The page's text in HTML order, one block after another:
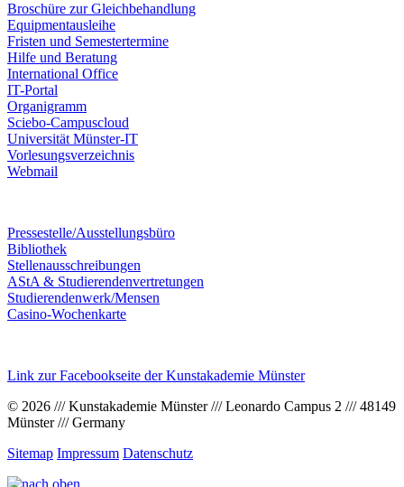
Broschüre zur Gleichbehandlung
Equipmentausleihe
Fristen und Semestertermine
Hilfe und Beratung
International Office
IT-Portal
Organigramm
Sciebo-Campuscloud
Universität Münster-IT
Vorlesungsverzeichnis
Webmail
Pressestelle/Ausstellungsbüro
Bibliothek
Stellenausschreibungen
AStA & Studierendenvertretungen
Studierendenwerk/Mensen
Casino-Wochenkarte
Link zur Facebookseite der Kunstakademie Münster
© 2026 /// Kunstakademie Münster /// Leonardo Campus 2 /// 48149
Münster /// Germany
Sitemap Impressum Datenschutz